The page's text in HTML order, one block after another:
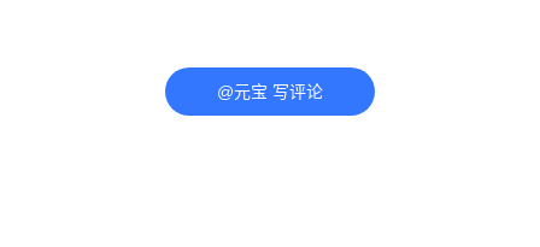
@元宝 写评论